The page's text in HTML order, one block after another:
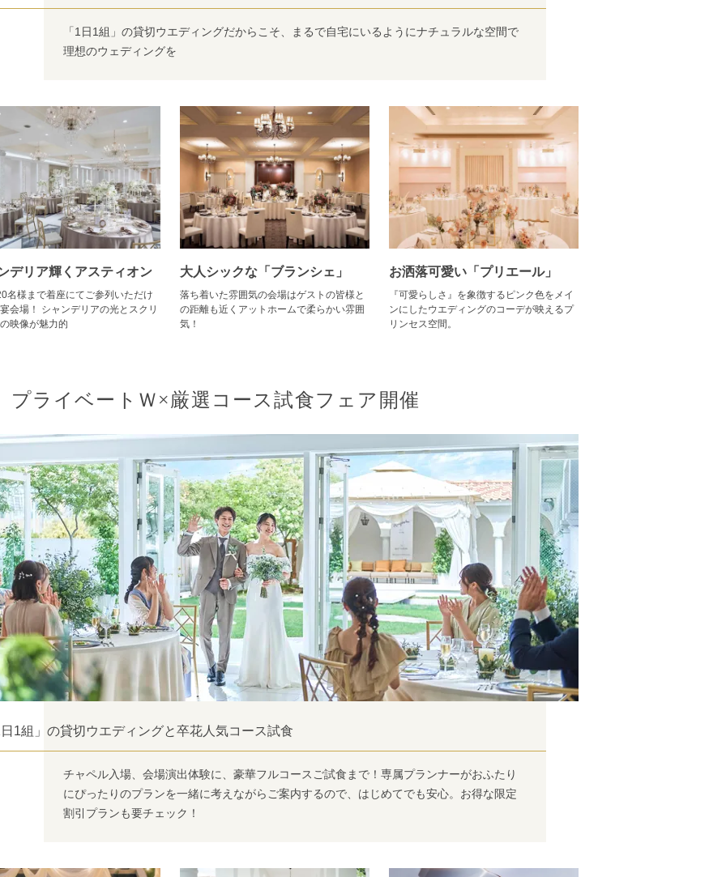
「1日1組」の貸切ウエディングだからこそ、まるで自宅にいるようにナチュラルな空間で
理想のウェディングを
デリア輝くアスティオン
名様まで着座にてご参列いただけ
会場！ シャンデリアの光とスクリ
映像が魅力的
大人シックな「ブランシェ」
落ち着いた雰囲気の会場はゲストの皆様と
の距離も近くアットホームで柔らかい雰囲
気！
お洒落可愛い「プリエール」
『可愛らしさ』を象徴するピンク色をメイ
ンにしたウエディングのコーデが映えるプ
リンセス空間。
プライベートＷ×厳選コース試食フェア開催
1組」の貸切ウエディングと卒花人気コース試食
チャペル入場、会場演出体験に、豪華フルコースご試食まで！専属プランナーがおふたり
にぴったりのプランを一緒に考えながらご案内するので、はじめてでも安心。お得な限定
割引プランも要チェック！